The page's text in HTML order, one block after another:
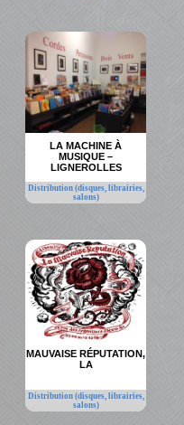
LA MACHINE À
MUSIQUE –
LIGNEROLLES
Distribution (disques, librairies,
salons)
MAUVAISE RÉPUTATION,
LA
Distribution (disques, librairies,
salons)